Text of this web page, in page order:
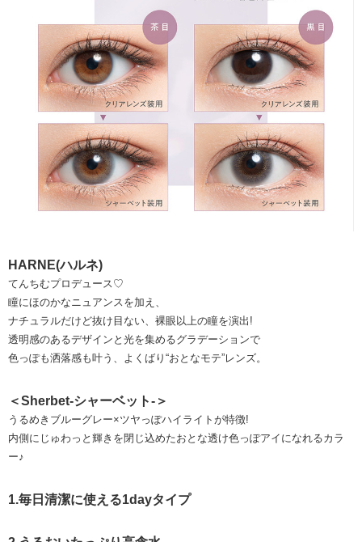
HARNE(ハルネ)
てんちむプロデュース♡
瞳にほのかなニュアンスを加え、
ナチュラルだけど抜け目ない、裸眼以上の瞳を演出!
透明感のあるデザインと光を集めるグラデーションで
色っぽも洒落感も叶う、よくばり“おとなモテ”レンズ。
＜Sherbet-シャーベット-＞
うるめきブルーグレー×ツヤっぽハイライトが特徴!
内側にじゅわっと輝きを閉じ込めたおとな透け色っぽアイになれるカラ
ー♪
1.毎日清潔に使える1dayタイプ